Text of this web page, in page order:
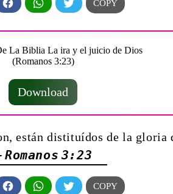
Download
están distituídos de la gloria
Romanos 3:23